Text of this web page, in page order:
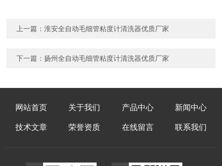
上一篇：淮安全自动毛细管粘度计清洗器优质厂家
下一篇：扬州全自动毛细管粘度计清洗器优质厂家
网站首页 关于我们 产品中心 新闻中心
技术文章 荣誉资质 在线留言 联系我们